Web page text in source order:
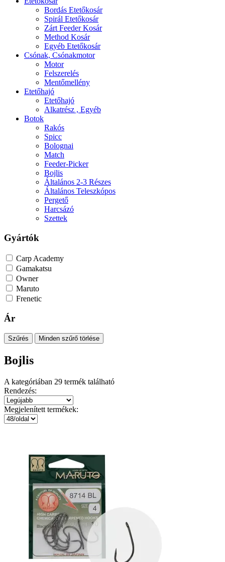
Bordás Etetőkosár
Spirál Etetőkosár
Zárt Feeder Kosár
Method Kosár
Egyéb Etetőkosár
Csónak, Csónakmotor
Motor
Felszerelés
Mentőmellény
Etetőhajó
Etetőhajó
Alkatrész , Egyéb
Botok
Rakós
Spicc
Bolognai
Match
Feeder-Picker
Bojlis
Általános 2-3 Részes
Általános Teleszkópos
Pergető
Harcsázó
Szettek
Gyártók
Carp Academy
Gamakatsu
Owner
Maruto
Frenetic
Ár
Szűrés Minden szűrő törlése
Bojlis
A kategóriában 29 termék található
Rendezés:
Megjelenített termékek: